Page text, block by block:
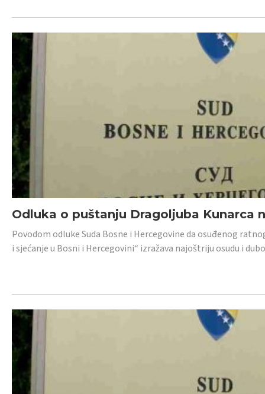
Odluka o puštanju Dragoljuba Kunarca
Povodom odluke Suda Bosne i Hercegovine da osuđenog
i sjećanje u Bosni i Hercegovini“ izražava najoštriju osudu i